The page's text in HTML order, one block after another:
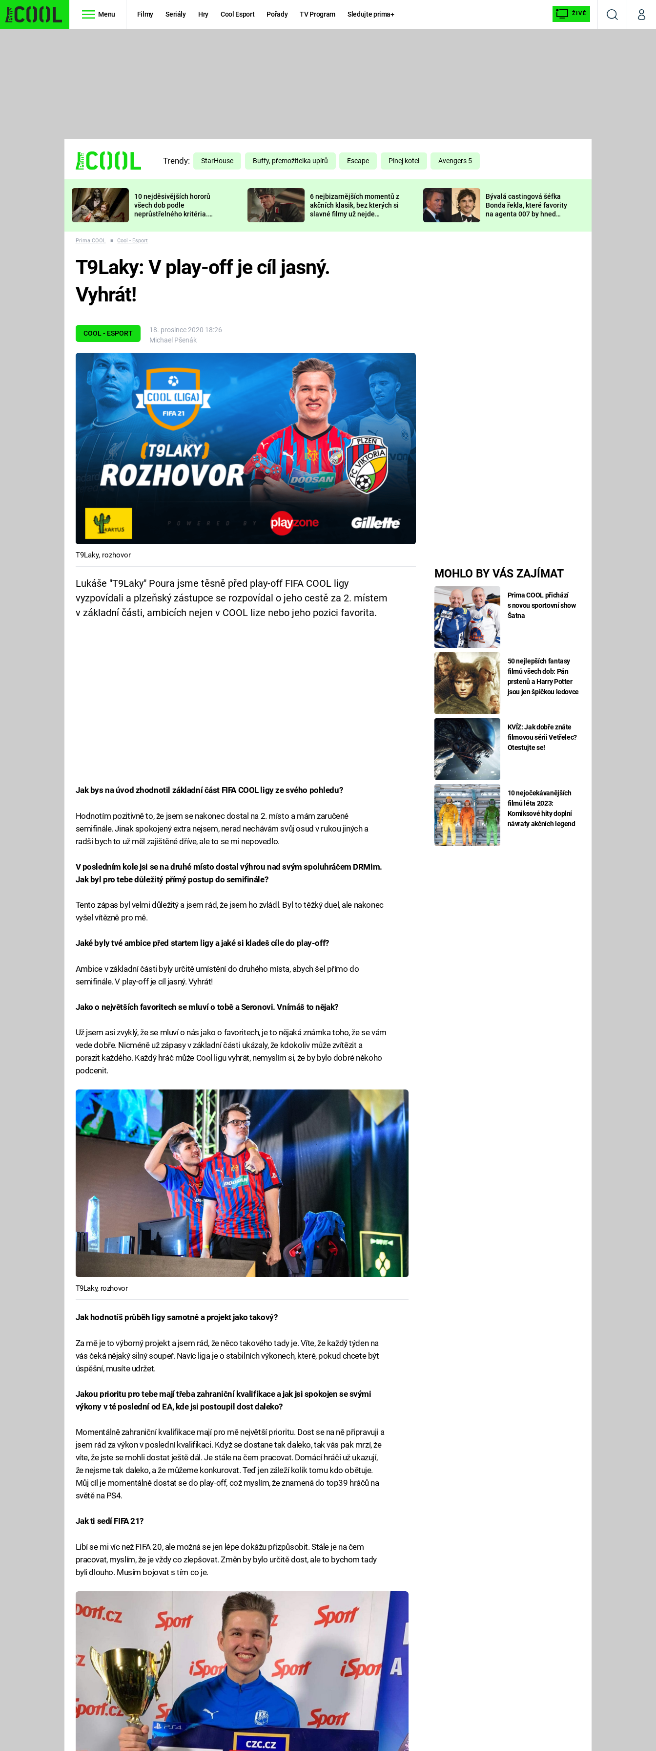
Menu Filmy Seriály Hry Cool Esport Pořady TV Program Sledujte prima+ ŽIVĚ
VyhledáváníMůj
TŘESKU
FUTURAMA
PREDÁTOR
DELIVERANCE
KOMEDIE
CHUCK
NORRIS
DEADPOOL
Prima LAJK
Sledujte nás
Trendy: StarHouse Buffy, přemožitelka upírů Escape Plnej kotel Avengers 5
10 nejděsivějších hororů
všech dob podle
neprůstřelného kritéria.
nejvíc zvednou tep?
6 nejbizarnějších momentů z
akčních klasik, bez kterých si
slavné filmy už nejde
Bývalá castingová šéfka
Bonda řekla, které favority
na agenta 007 by hned
Prima COOL ■ Cool - Esport
COOL - ESPORT
18. prosince 2020 18:26
Michael Pšenák
MOHLO BY VÁS ZAJÍMAT
Prima COOL přichází
s novou sportovní show
Šatna
50 nejlepších fantasy
filmů všech dob: Pán
prstenů a Harry Potter
jsou jen špičkou ledovce
KVÍZ: Jak dobře znáte
filmovou sérii Vetřelec?
Otestujte se!
10 nejočekávanějších
filmů léta 2023:
Komiksové hity doplní
návraty akčních legend
T9Laky: V play-off je cíl jasný.
Vyhrát!
T9Laky, rozhovor
Lukáše "T9Laky" Poura jsme těsně před play-off FIFA COOL ligy
vyzpovídali a plzeňský zástupce se rozpovídal o jeho cestě za 2. místem
v základní části, ambicích nejen v COOL lize nebo jeho pozici favorita.
Jak bys na úvod zhodnotil základní část FIFA COOL ligy ze svého pohledu?
Hodnotím pozitivně to, že jsem se nakonec dostal na 2. místo a mám zaručené
semifinále. Jinak spokojený extra nejsem, nerad nechávám svůj osud v rukou jiných a
radši bych to už měl zajištěné dříve, ale to se mi nepovedlo.
V posledním kole jsi se na druhé místo dostal výhrou nad svým spoluhráčem DRMim.
Jak byl pro tebe důležitý přímý postup do semifinále?
Tento zápas byl velmi důležitý a jsem rád, že jsem ho zvládl. Byl to těžký duel, ale nakonec
vyšel vítězně pro mě.
Jaké byly tvé ambice před startem ligy a jaké si kladeš cíle do play-off?
Ambice v základní části byly určitě umístění do druhého místa, abych šel přímo do
semifinále. V play-off je cíl jasný. Vyhrát!
Jako o největších favoritech se mluví o tobě a Seronovi. Vnímáš to nějak?
Už jsem asi zvyklý, že se mluví o nás jako o favoritech, je to nějaká známka toho, že se vám
vede dobře. Nicméně už zápasy v základní části ukázaly, že kdokoliv může zvítězit a
porazit každého. Každý hráč může Cool ligu vyhrát, nemyslím si, že by bylo dobré někoho
podcenit.
T9Laky, rozhovor
Jak hodnotíš průběh ligy samotné a projekt jako takový?
Za mě je to výborný projekt a jsem rád, že něco takového tady je. Víte, že každý týden na
vás čeká nějaký silný soupeř. Navíc liga je o stabilních výkonech, které, pokud chcete být
úspěšní, musíte udržet.
Jakou prioritu pro tebe mají třeba zahraniční kvalifikace a jak jsi spokojen se svými
výkony v té poslední od EA, kde jsi postoupil dost daleko?
Momentálně zahraniční kvalifikace mají pro mě největší prioritu. Dost se na ně připravuji a
jsem rád za výkon v poslední kvalifikaci. Když se dostane tak daleko, tak vás pak mrzí, že
víte, že jste se mohli dostat ještě dál. Je stále na čem pracovat. Domácí hráči už ukazují,
že nejsme tak daleko, a že můžeme konkurovat. Teď jen záleží kolik tomu kdo obětuje.
Můj cíl je momentálně dostat se do play-off, což myslím, že znamená do top39 hráčů na
světě na PS4.
Jak ti sedí FIFA 21?
Líbí se mi víc než FIFA 20, ale možná se jen lépe dokážu přizpůsobit. Stále je na čem
pracovat, myslím, že je vždy co zlepšovat. Změn by bylo určitě dost, ale to bychom tady
byli dlouho. Musím bojovat s tím co je.